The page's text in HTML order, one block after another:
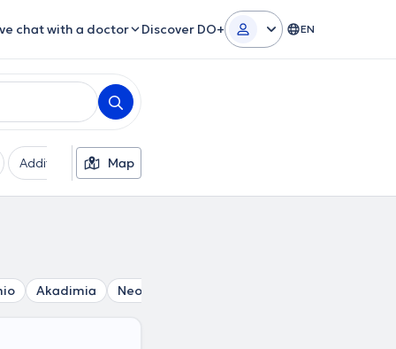
chat with a doctor Discover DO+ EN
Additional filtersMap
Akadimia Neos Kosmos